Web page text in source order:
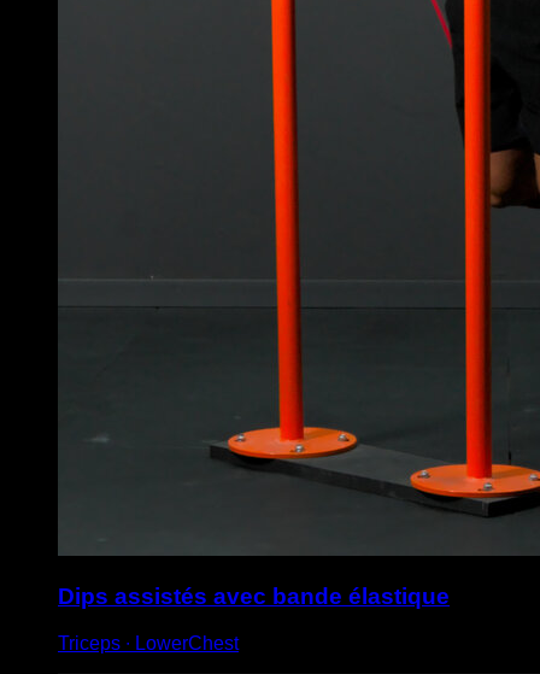
Dips assistés avec bande élastique
Triceps ∙ LowerChest